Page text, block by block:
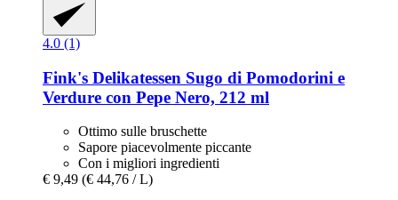
4.0 (1)
Fink's Delikatessen Sugo di Pomodorini e
Verdure con Pepe Nero, 212 ml
Ottimo sulle bruschette
Sapore piacevolmente piccante
Con i migliori ingredienti
€ 9,49 (€ 44,76 / L)